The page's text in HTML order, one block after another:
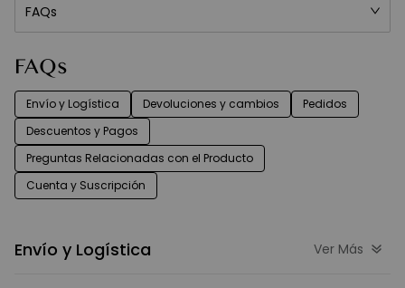
FAQs
FAQs
Envío y Logística Devoluciones y cambios
Pedidos
Descuentos y Pagos
Preguntas Relacionadas con el Producto
Cuenta y Suscripción
Envío y Logística Ver Más